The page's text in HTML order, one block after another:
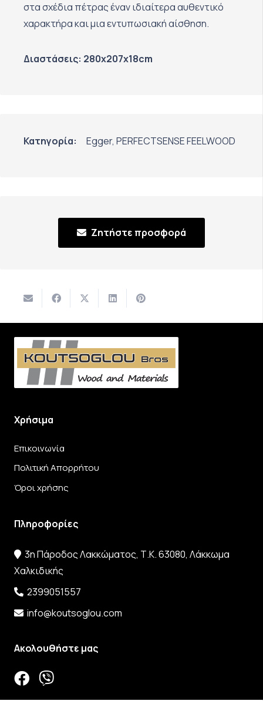
στα σχέδια πέτρας έναν ιδιαίτερα αυθεντικό
χαρακτήρα και μια εντυπωσιακή αίσθηση.
Διαστάσεις: 280x207x18cm
Κατηγορία: Egger, PERFECTSENSE FEELWOOD
Ζητήστε προσφορά
Χρήσιμα
Επικοινωνία
Πολιτική Απορρήτου
Όροι χρήσης
Πληροφορίες
3η Πάροδος Λακκώματος, Τ.Κ. 63080, Λάκκωμα
Χαλκιδικής
2399051557
info@koutsoglou.com
Ακολουθήστε μας